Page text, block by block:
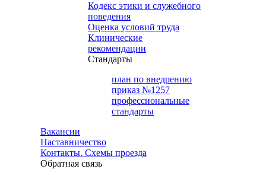
Кодекс этики и служебного
поведения
Оценка условий труда
Клинические
рекомендации
Cтандарты
план по внедрению
приказ №1257
профессиональные
стандарты
Вакансии
Наставничество
Контакты. Схемы проезда
Обратная связь